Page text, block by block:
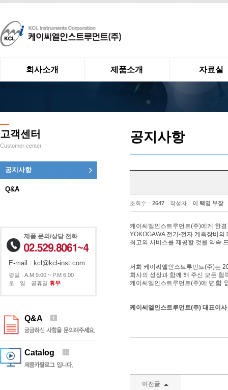
회사소개 제품소개 자료실
고객센터
Customer center.
공지사항
Q&A
제품 문의/상담 전화
E-mail : kcl@kcl-inst.com
평일 : A.M 9:00 ~ P.M 6:00
토ㆍ일ㆍ공휴일 휴무
Q&A
Catalog
공지사항
조회수 : 2647 작성자 : 이 택영 부장
케이씨엘인스트루먼트(주)에게 한
YOKOGAWA 전기-전자 계측장비
최고의 서비스를 제공할 것을 약속
저희 케이씨엘인스트루먼트(주)는
회사의 성장과 함께 해 주신 모든
케이씨엘인스트루먼트(주)에 변함
케이씨엘인스트루먼트(주) 대표이
이전글